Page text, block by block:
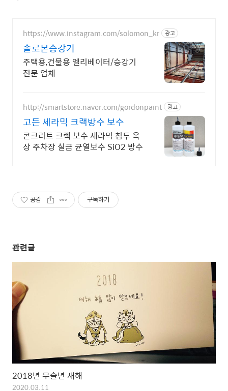
https://www.instagram.com/solomon_kr 광고
솔로몬승강기
주택용,건물용 엘리베이터/승강기
전문 업체
http://smartstore.naver.com/gordonpaint 광고
고든 세라믹 크랙방수 보수
콘크리트 크렉 보수 세라믹 침투 옥
상 주차장 실금 균열보수 SiO2 방수
공감 구독하기
관련글
2018년 무술년 새해
2020.03.11